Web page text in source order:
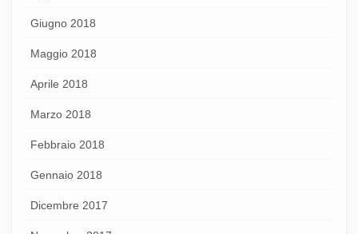
Giugno 2018
Maggio 2018
Aprile 2018
Marzo 2018
Febbraio 2018
Gennaio 2018
Dicembre 2017